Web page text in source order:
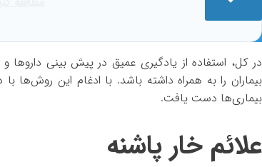
در کل، استفاده از یادگیری عمیق در پیش بینی
بیماران را به همراه داشته باشد. با ادغام این روش‌ها
بیماری‌ها دست یافت.
علائم خار پاشنه